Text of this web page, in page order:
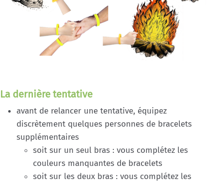
La dernière tentative
avant de relancer une tentative, équipez
discrètement quelques personnes de bracelets
supplémentaires
soit sur un seul bras : vous complétez les
couleurs manquantes de bracelets
soit sur les deux bras : vous complétez les